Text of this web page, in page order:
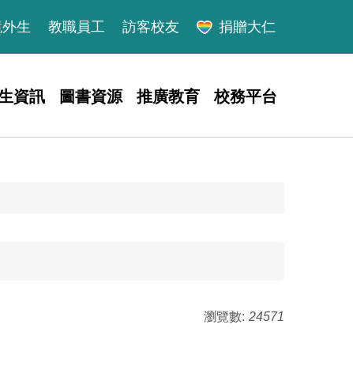
生 教職員工 訪客校友 捐贈大仁
資訊 圖書資源 推廣教育 校務平台
瀏覽數: 24571